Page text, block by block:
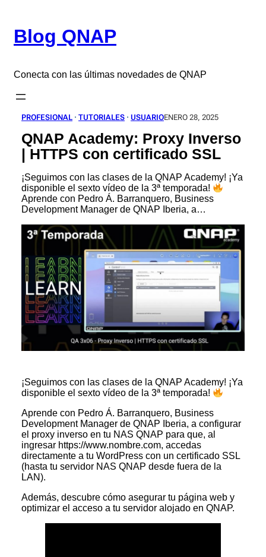
contenido
Blog QNAP
Conecta con las últimas novedades de QNAP
PROFESIONAL · TUTORIALES · USUARIOENERO 28, 2025
QNAP Academy: Proxy Inverso
| HTTPS con certificado SSL
¡Seguimos con las clases de la QNAP Academy! ¡Ya
disponible el sexto vídeo de la 3ª temporada!
Aprende con Pedro Á. Barranquero, Business
Development Manager de QNAP Iberia, a…
¡Seguimos con las clases de la QNAP Academy! ¡Ya
disponible el sexto vídeo de la 3ª temporada!
Aprende con Pedro Á. Barranquero, Business
Development Manager de QNAP Iberia, a configurar
el proxy inverso en tu NAS QNAP para que, al
ingresar https://www.nombre.com, accedas
directamente a tu WordPress con un certificado SSL
(hasta tu servidor NAS QNAP desde fuera de la
LAN).
Además, descubre cómo asegurar tu página web y
optimizar el acceso a tu servidor alojado en QNAP.